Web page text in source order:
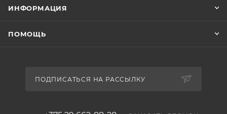
ИНФОРМАЦИЯ
ПОМОЩЬ
ПОДПИСАТЬСЯ НА РАССЫЛКУ